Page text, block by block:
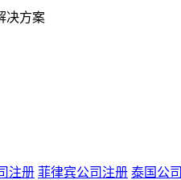
决方案
注册 菲律宾公司注册 泰国公